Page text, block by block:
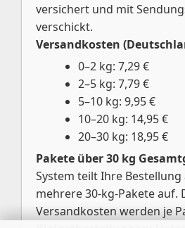
versichert und mit
verschickt.
Versandkosten
0–2 kg: 7,29 €
2–5 kg: 7,79 €
5–10 kg: 9,95 €
10–20 kg: 14,95 €
20–30 kg: 18,95 €
Pakete über 30 kg
System teilt Ihre
mehrere 30-kg-Pakete auf.
Versandkosten werden je